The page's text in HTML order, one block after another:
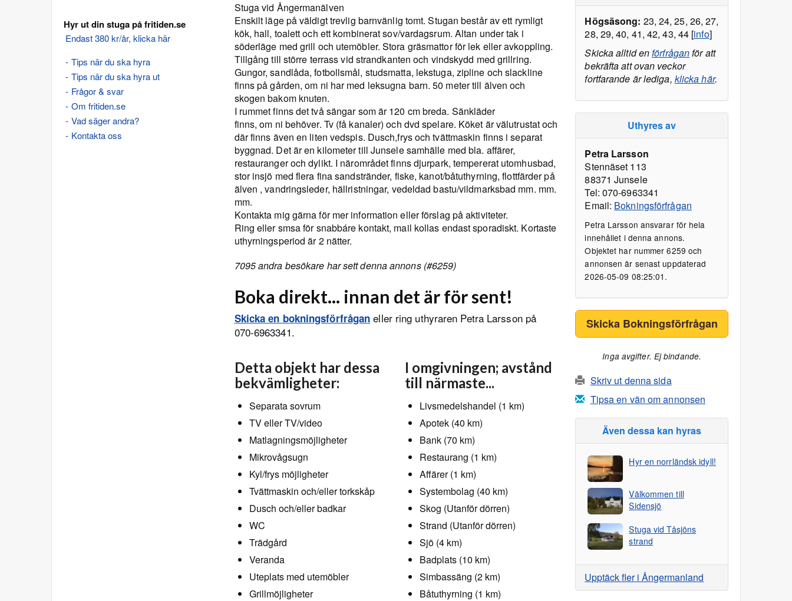
Hyr ut din stuga på fritiden.se
Endast 380 kr/år, klicka här
Tips när du ska hyra
Tips när du ska hyra ut
Frågor & svar
Om fritiden.se
Vad säger andra?
Kontakta oss
Stuga vid Ångermanälven
Enskilt läge på väldigt trevlig barnvänlig tomt. Stugan består av ett rymligt
kök, hall, toalett och ett kombinerat sov/vardagsrum. Altan under tak i
söderläge med grill och utemöbler. Stora gräsmattor för lek eller avkoppling.
Tillgång till större terrass vid strandkanten och vindskydd med grillring.
Gungor, sandlåda, fotbollsmål, studsmatta, lekstuga, zipline och slackline
finns på gården, om ni har med leksugna barn. 50 meter till älven och
skogen bakom knuten.
I rummet finns det två sängar som är 120 cm breda. Sänkläder
finns, om ni behöver. Tv (få kanaler) och dvd spelare. Köket är välutrustat och
där finns även en liten vedspis. Dusch,frys och tvättmaskin finns i separat
byggnad. Det är en kilometer till Junsele samhälle med bla. affärer,
restauranger och dylikt. I närområdet finns djurpark, tempererat utomhusbad,
stor insjö med flera fina sandstränder, fiske, kanot/båtuthyrning, flottfärder på
älven , vandringsleder, hällristningar, vedeldad bastu/vildmarksbad mm. mm.
mm.
Kontakta mig gärna för mer information eller förslag på aktiviteter.
Ring eller smsa för snabbáre kontakt, mail kollas endast sporadiskt. Kortaste
uthyrningsperiod är 2 nätter.
7095 andra besökare har sett denna annons (#6259)
Boka direkt... innan det är för sent!
Skicka en bokningsförfrågan eller ring uthyraren Petra Larsson på
070-6963341.
Detta objekt har dessa
bekvämligheter:
Separata sovrum
TV eller TV/video
Matlagningsmöjligheter
Mikrovågsugn
Kyl/frys möjligheter
Tvättmaskin och/eller torkskåp
Dusch och/eller badkar
WC
Trädgård
Veranda
Uteplats med utemöbler
Grillmöjligheter
I omgivningen; avstånd
till närmaste...
Livsmedelshandel (1 km)
Apotek (40 km)
Bank (70 km)
Restaurang (1 km)
Affärer (1 km)
Systembolag (40 km)
Skog (Utanför dörren)
Strand (Utanför dörren)
Sjö (4 km)
Badplats (10 km)
Simbassäng (2 km)
Båtuthyrning (1 km)
Högsäsong: 23, 24, 25, 26, 27,
28, 29, 40, 41, 42, 43, 44 [info]
Skicka alltid enförfråganför att
bekräfta att ovan veckor
fortfarande är lediga, klicka här.
Uthyres av
Petra Larsson
Stennäset 113
88371 Junsele
Tel: 070-6963341
Email: Bokningsförfrågan
Petra Larsson ansvarar för hela
innehållet i denna annons.
Objektet har nummer 6259 och
annonsen är senast uppdaterad
2026-05-09 08:25:01.
Skicka Bokningsförfrågan
Inga avgifter. Ej bindande.
Skriv ut denna sida
Tipsa en vän om annonsen
Även dessa kan hyras
Hyr en norrländsk idyll!
Välkommen till
Sidensjö
Stuga vid Tåsjöns
strand
Upptäck fler i Ångermanland